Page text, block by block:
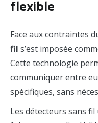
flexible
Face aux contraintes
fil s’est imposée
Cette technologie
communiquer entre
spécifiques, sans
Les détecteurs sans